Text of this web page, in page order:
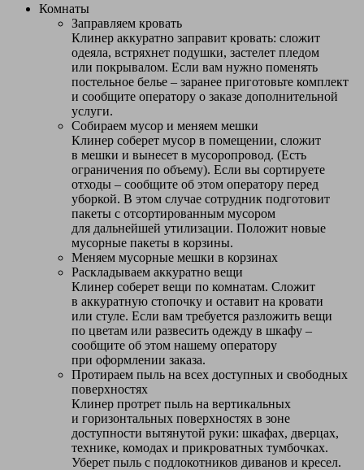
Комнаты
Заправляем кровать
Клинер аккуратно заправит кровать: сложит
одеяла, встряхнет подушки, застелет пледом
или покрывалом. Если вам нужно поменять
постельное белье – заранее приготовьте комплект
и сообщите оператору о заказе дополнительной
услуги.
Собираем мусор и меняем мешки
Клинер соберет мусор в помещении, сложит
в мешки и вынесет в мусоропровод. (Есть
ограничения по объему). Если вы сортируете
отходы – сообщите об этом оператору перед
уборкой. В этом случае сотрудник подготовит
пакеты с отсортированным мусором
для дальнейшей утилизации. Положит новые
мусорные пакеты в корзины.
Меняем мусорные мешки в корзинах
Раскладываем аккуратно вещи
Клинер соберет вещи по комнатам. Сложит
в аккуратную стопочку и оставит на кровати
или стуле. Если вам требуется разложить вещи
по цветам или развесить одежду в шкафу –
сообщите об этом нашему оператору
при оформлении заказа.
Протираем пыль на всех доступных и свободных
поверхностях
Клинер протрет пыль на вертикальных
и горизонтальных поверхностях в зоне
доступности вытянутой руки: шкафах, дверцах,
технике, комодах и прикроватных тумбочках.
Уберет пыль с подлокотников диванов и кресел.